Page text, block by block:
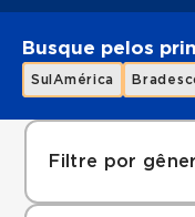
Busque pelos
SulAmérica
Filtre por